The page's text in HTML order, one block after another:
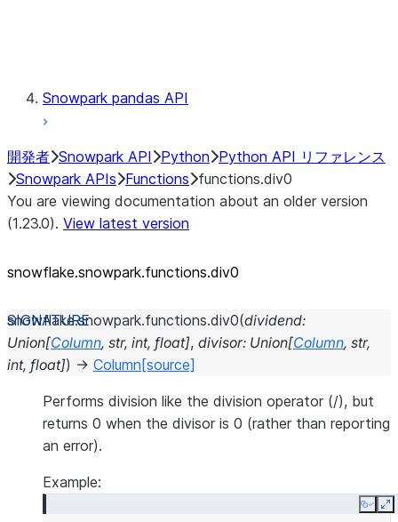
Snowpark pandas API
開発者 Snowpark API Python Python API リファレンス
Snowpark APIs Functions functions.div0
You are viewing documentation about an older version
(1.23.0). View latest version
snowflake.snowpark.functions.div0
snowflake.snowpark.functions.div0(dividend:
Union[Column, str, int, float], divisor: Union[Column, str,
int, float]) → Column [source]
Performs division like the division operator (/), but
returns 0 when the divisor is 0 (rather than reporting
an error).
Example:
Copy